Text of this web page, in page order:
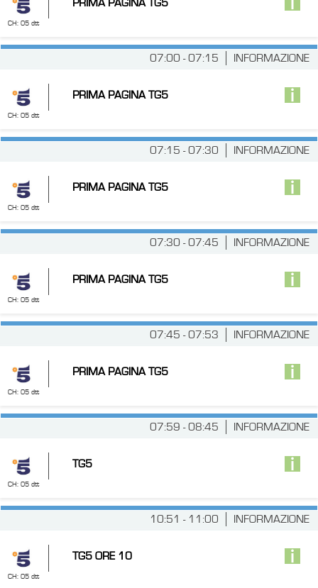
CH: 05 dtt
PRIMA PAGINA TG5
INFORMAZIONE
07:00 - 07:15
CH: 05 dtt
PRIMA PAGINA TG5
INFORMAZIONE
07:15 - 07:30
CH: 05 dtt
PRIMA PAGINA TG5
INFORMAZIONE
07:30 - 07:45
CH: 05 dtt
PRIMA PAGINA TG5
INFORMAZIONE
07:45 - 07:53
CH: 05 dtt
PRIMA PAGINA TG5
INFORMAZIONE
07:59 - 08:45
CH: 05 dtt
TG5
INFORMAZIONE
10:51 - 11:00
CH: 05 dtt
TG5 ORE 10